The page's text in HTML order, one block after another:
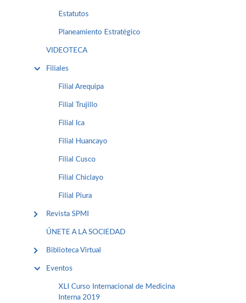
Estatutos
Planeamiento Estratégico
VIDEOTECA
Filiales
Filial Arequipa
Filial Trujillo
Filial Ica
Filial Huancayo
Filial Cusco
Filial Chiclayo
Filial Piura
Revista SPMI
ÚNETE A LA SOCIEDAD
Biblioteca Virtual
Eventos
XLI Curso Internacional de Medicina
Interna 2019